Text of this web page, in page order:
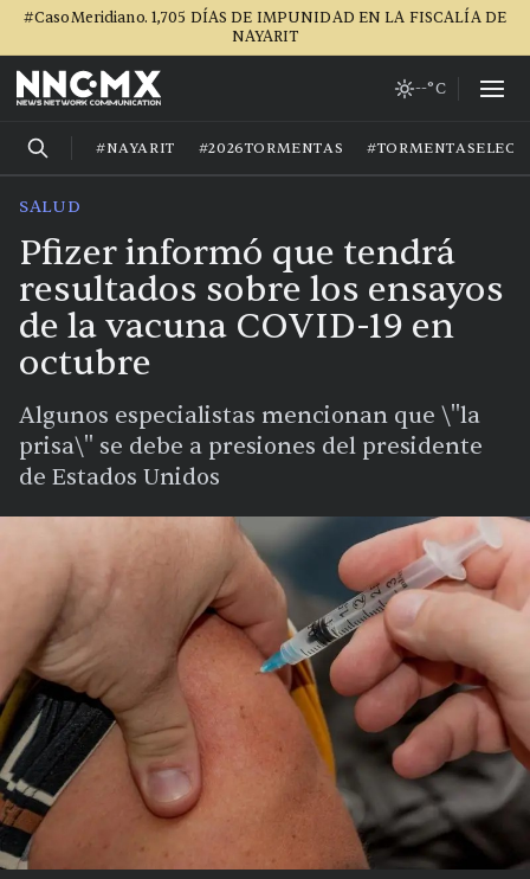
#CasoMeridiano. 1,705 DÍAS DE IMPUNIDAD EN LA FISCALÍA DE
NAYARIT
--°C
#NAYARIT #2026TORMENTAS
SALUD
Pfizer informó que tendrá
resultados sobre los ensayos
de la vacuna COVID-19 en
octubre
Algunos especialistas mencionan que \"la
prisa\" se debe a presiones del presidente
de Estados Unidos